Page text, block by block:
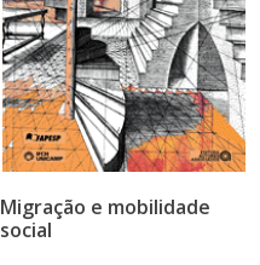
Migração e mobilidade
social